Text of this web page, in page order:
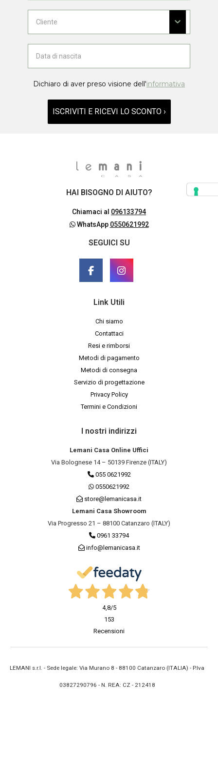
Dichiaro di aver preso visione dell'informativa
ISCRIVITI E RICEVI LO SCONTO ›
HAI BISOGNO DI AIUTO?
Chiamaci al 096133794
WhatsApp 0550621992
SEGUICI SU
Link Utili
Chi siamo
Contattaci
Resi e rimborsi
Metodi di pagamento
Metodi di consegna
Servizio di progettazione
Privacy Policy
Termini e Condizioni
I nostri indirizzi
Lemani Casa Online Uffici
Via Bolognese 14 – 50139 Firenze (ITALY)
055 0621992
0550621992
store@lemanicasa.it
Lemani Casa Showroom
Via Progresso 21 – 88100 Catanzaro (ITALY)
0961 33794
info@lemanicasa.it
4,8/5
153
Recensioni
LEMANI s.r.l. - Sede legale: Via Murano 8 - 88100 Catanzaro (ITALIA) - P.Iva
03827290796 - N. REA: CZ - 212418